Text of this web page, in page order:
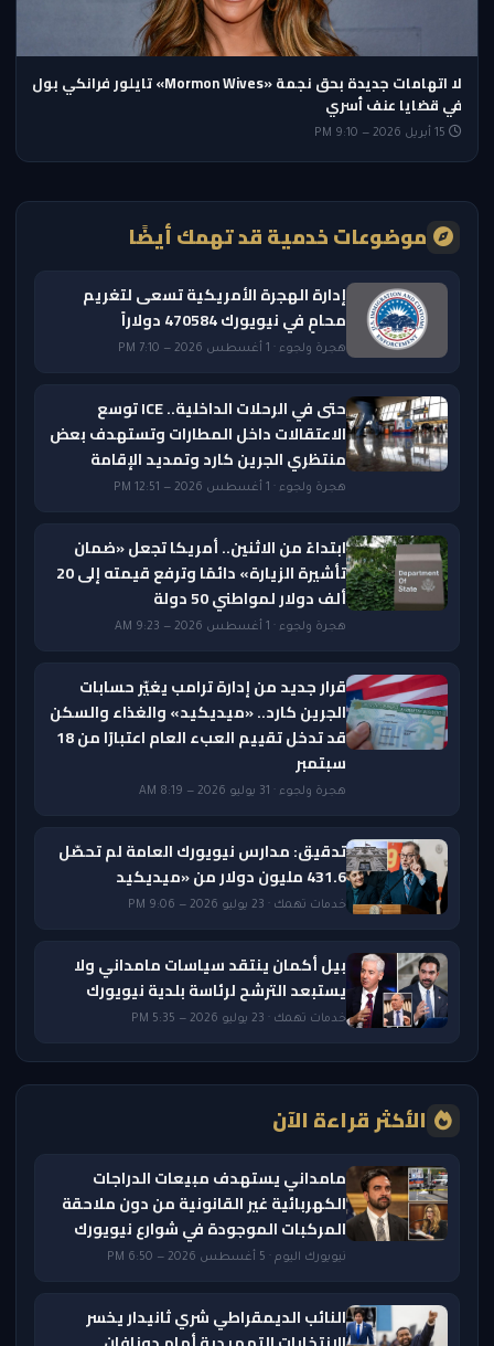
لا اتهامات جديدة بحق نجمة «Mormon Wives» تايلور فرانكي بول
في قضايا عنف أسري
موضوعات خدمية قد تهمك أيضًا
إدارة الهجرة الأمريكية تسعى لتغريم
محامٍ في نيويورك 470584 دولاراً
هجرة ولجوء · 1 أغسطس 2026 — 7:10 PM
حتى في الرحلات الداخلية.. ICE توسع
الاعتقالات داخل المطارات وتستهدف بعض
منتظري الجرين كارد وتمديد الإقامة
هجرة ولجوء · 1 أغسطس 2026 — 12:51 PM
ابتداءً من الاثنين.. أمريكا تجعل «ضمان
تأشيرة الزيارة» دائمًا وترفع قيمته إلى 20
ألف دولار لمواطني 50 دولة
هجرة ولجوء · 1 أغسطس 2026 — 9:23 AM
قرار جديد من إدارة ترامب يغيّر حسابات
الجرين كارد.. «ميديكيد» والغذاء والسكن
قد تدخل تقييم العبء العام اعتبارًا من 18
سبتمبر
هجرة ولجوء · 31 يوليو 2026 — 8:19 AM
تدقيق: مدارس نيويورك العامة لم تحصّل
431.6 مليون دولار من «ميديكيد
خدمات تهمك · 23 يوليو 2026 — 9:06 PM
بيل أكمان ينتقد سياسات مامداني ولا
يستبعد الترشح لرئاسة بلدية نيويورك
خدمات تهمك · 23 يوليو 2026 — 5:35 PM
الأكثر قراءة الآن
مامداني يستهدف مبيعات الدراجات
الكهربائية غير القانونية من دون ملاحقة
المركبات الموجودة في شوارع نيويورك
نيويورك اليوم · 5 أغسطس 2026 — 6:50 PM
النائب الديمقراطي شري ثانيدار يخسر